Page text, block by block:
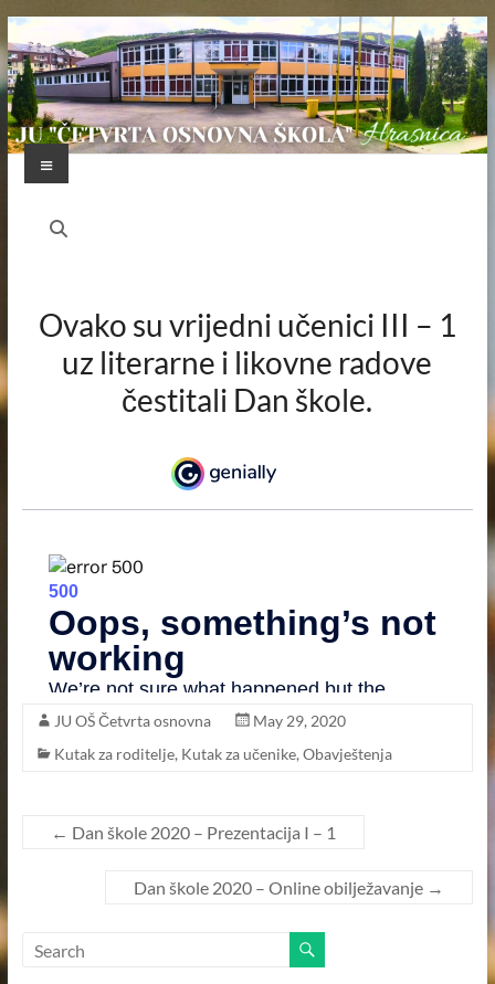
Skip
to
content
JU
ŠKOLA"
HRASNICA
SARAJEVO
OPĆINA
ILIDŽA
SARAJEVO
Menu
Ovako su vrijedni učenici III – 1
uz literarne i likovne radove
čestitali Dan škole.
JU OŠ Četvrta osnovna
May 29, 2020
Kutak za roditelje, Kutak za učenike, Obavještenja
← Dan škole 2020 – Prezentacija I – 1
Dan škole 2020 – Online obilježavanje →